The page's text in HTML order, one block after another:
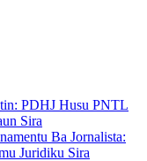
PDHJ Husu PNTL
Sira
Ba Jornalista:
Juridiku Sira